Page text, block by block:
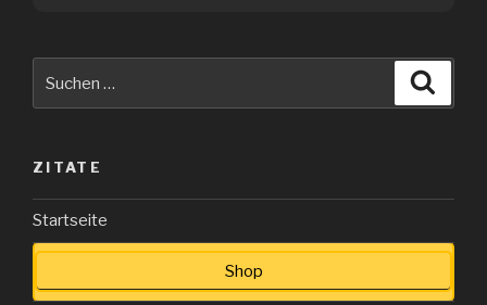
nach:
ZITATE
Startseite
Shop